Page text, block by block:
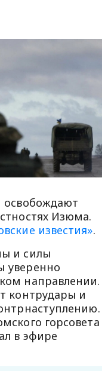
освобождают
Изюма.
известия».
и силы
уверенно
направлении.
контрудары и
горсовета
в эфире